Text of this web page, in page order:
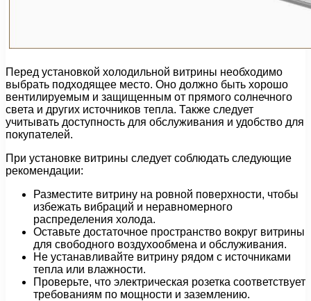
Перед установкой холодильной витрины необходимо
выбрать подходящее место. Оно должно быть хорошо
вентилируемым и защищенным от прямого солнечного
света и других источников тепла. Также следует
учитывать доступность для обслуживания и удобство для
покупателей.
При установке витрины следует соблюдать следующие
рекомендации:
Разместите витрину на ровной поверхности, чтобы
избежать вибраций и неравномерного
распределения холода.
Оставьте достаточное пространство вокруг витрины
для свободного воздухообмена и обслуживания.
Не устанавливайте витрину рядом с источниками
тепла или влажности.
Проверьте, что электрическая розетка соответствует
требованиям по мощности и заземлению.